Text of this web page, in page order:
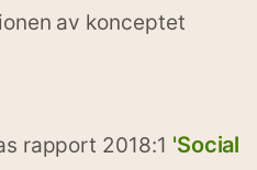
av konceptet
rapport 2018:1 'Social